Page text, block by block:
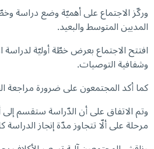
وركّز الاجتماع على أهميّة وضع دراسة
المديين المتوسط والبعيد.
افتتح الاجتماع بعرض خطّة أوليّة لدراسة
وشفافية التوصيات.
كما أكد المجتمعون على ضرورة مراجعة
وتم الاتفاق على أن الدّراسة ستقسم إلى
مرحلة على ألّا تتجاوز مدّة إنجاز الدراسة كاملة